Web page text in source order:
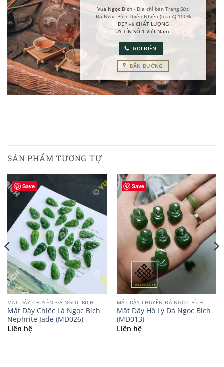
Vua Ngọc Bích - Địa chỉ bán Trang Sức
Đá Ngọc Bích Thiên Nhiên (loại A) 100%
ĐẸPvà CHẤT LƯỢNG
UY TÍN SỐ 1 Việt Nam.
GỌI ĐIỆN
DẪN ĐƯỜNG
SẢN PHẨM TƯƠNG TỰ
Save
MẶT DÂY CHUYỀN ĐÁ NGỌC BÍCH
Mặt Dây Chiếc Lá Ngọc Bích
Nephrite Jade (MD026)
Liên hệ
Save
MẶT DÂY CHUYỀN ĐÁ NGỌC BÍCH
Mặt Dây Hồ Ly Đá Ngọc Bích
(MD013)
Liên hệ